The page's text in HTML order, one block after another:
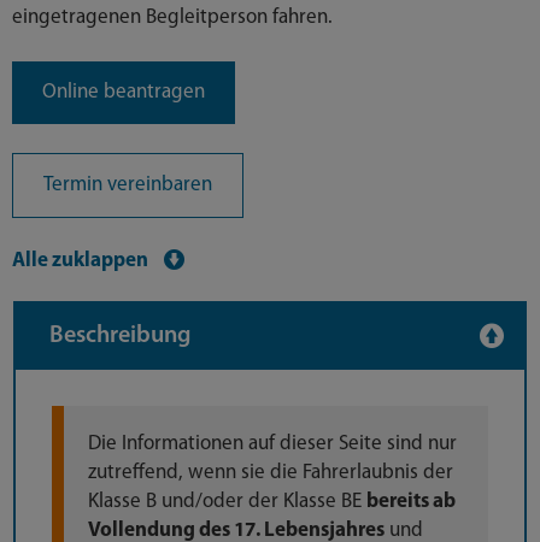
eingetragenen Begleitperson fahren.
Online beantragen
Termin vereinbaren
Alle zuklappen
Beschreibung
Die Informationen auf dieser Seite sind nur
zutreffend, wenn sie die Fahrerlaubnis der
Klasse B und/oder der Klasse BE bereits ab
Vollendung des 17. Lebensjahres und